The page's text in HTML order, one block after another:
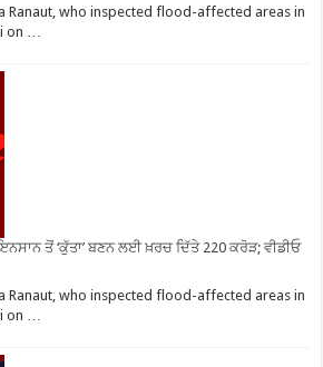
Ranaut, who inspected flood-affected areas in
on …
ਤੋਂ ‘ਕੁੱਤਾ’ ਬਣਨ ਲਈ ਖ਼ਰਚ ਦਿੱਤੇ 220 ਕਰੋੜ; ਵੀਡੀਓ
Ranaut, who inspected flood-affected areas in
on …